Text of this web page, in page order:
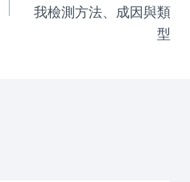
我檢測方法、成因與類
型